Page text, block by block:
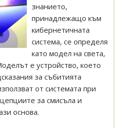
знанието,
принадлежащо към
кибернетичната
система, се определя
като модел на света,
е устройство, което
за събитията
от системата при
за смисъла и
основа.